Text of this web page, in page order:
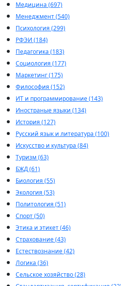
Медицина (697)
Менеджмент (540)
Психология (299)
РФЭИ (184)
Педагогика (183)
Социология (177)
Маркетинг (175)
Философия (152)
ИТ и программирование (143)
Иностраные языки (134)
История (127)
Русский язык и литература (100)
Искусство и культура (84)
Туризм (63)
БЖД (61)
Биология (55)
Экология (53)
Политология (51)
Спорт (50)
Этика и этикет (46)
Страхование (43)
Естествознание (42)
Логика (36)
Сельское хозяйство (28)